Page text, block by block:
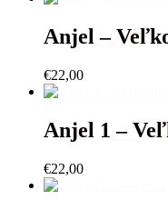
Anjel –
€22,00
Anjel 1 –
€22,00